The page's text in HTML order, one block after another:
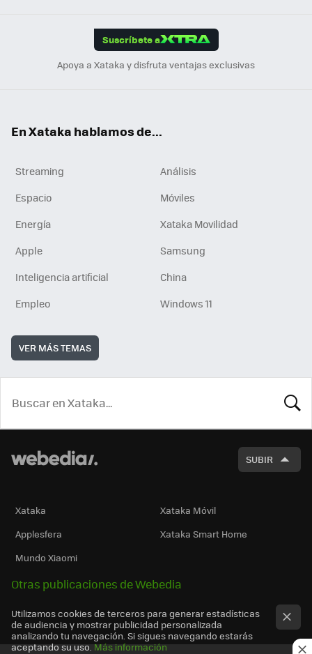
Suscríbete a
Apoya a Xataka y disfruta ventajas exclusivas
En Xataka hablamos de...
Streaming
Análisis
Espacio
Móviles
Energía
Xataka Movilidad
Apple
Samsung
Inteligencia artificial
China
Empleo
Windows 11
VER MÁS TEMAS
SUBIR
Xataka
Xataka Móvil
Applesfera
Xataka Smart Home
Mundo Xiaomi
Otras publicaciones de Webedia
Utilizamos cookies de terceros para generar estadísticas
de audiencia y mostrar publicidad personalizada
analizando tu navegación. Si sigues navegando estarás
aceptando su uso. Más información